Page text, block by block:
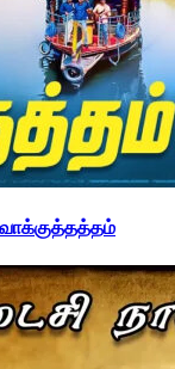
வாக்குத்தத்தம்